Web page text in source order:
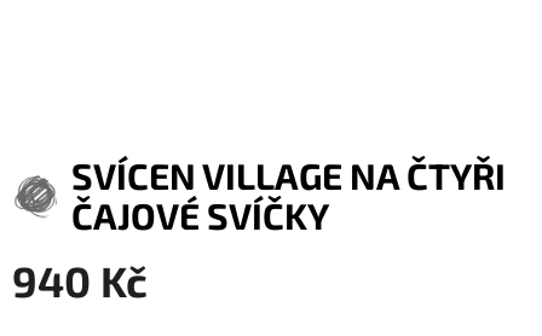
SVÍCEN VILLAGE NA ČTYŘI
ČAJOVÉ SVÍČKY
940 Kč